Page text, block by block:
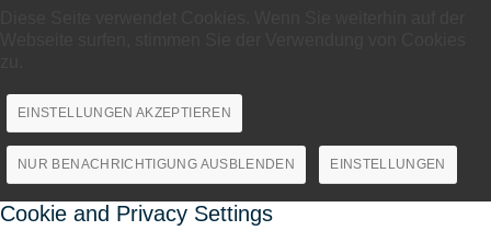
EINSTELLUNGEN AKZEPTIEREN
NUR BENACHRICHTIGUNG AUSBLENDEN EINSTELLUNGEN
Cookie and Privacy Settings